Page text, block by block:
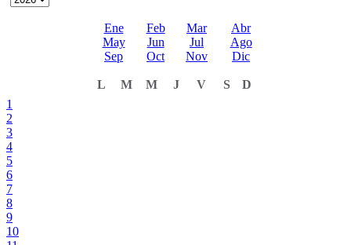
Ene Feb Mar
Abr
May
Jun Jul
Ago
Sep
Oct Nov Dic
L M M J V S
D
1
2
3
4
5
6
7
8
9
10